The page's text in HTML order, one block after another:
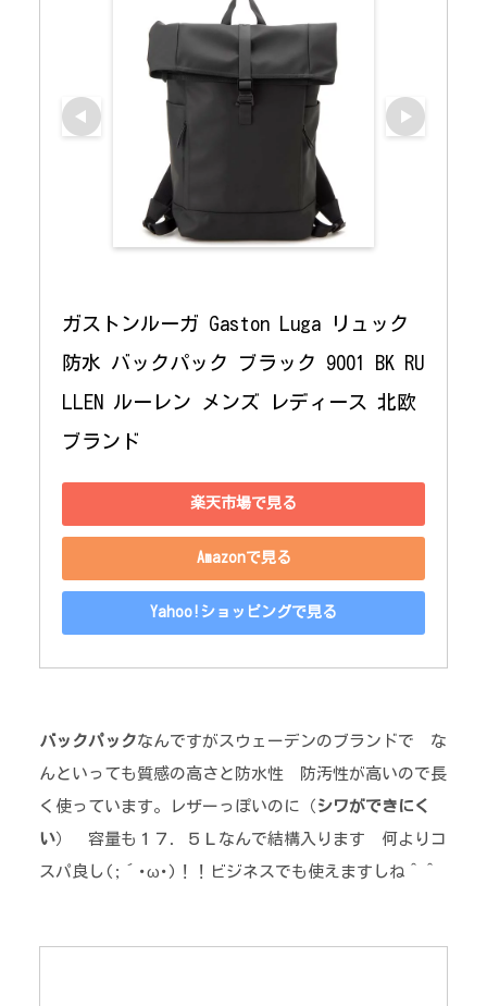
ガストンルーガ Gaston Luga リュック
防水 バックパック ブラック 9001 BK RU
LLEN ルーレン メンズ レディース 北欧
ブランド
楽天市場で見る
Amazonで見る
Yahoo!ショッピングで見る
バックパックなんですがスウェーデンのブランドで な
んといっても質感の高さと防水性 防汚性が高いので長
く使っています。レザーっぽいのに（ シワができにく
い） 容量も１７．５Ｌなんで結構入ります 何よりコ
スパ良し(;´･ω･)！！ビジネスでも使えますしね＾＾